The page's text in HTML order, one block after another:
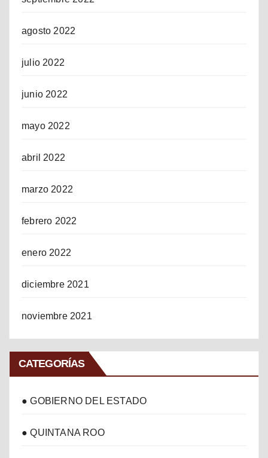
agosto 2022
julio 2022
junio 2022
mayo 2022
abril 2022
marzo 2022
febrero 2022
enero 2022
diciembre 2021
noviembre 2021
CATEGORÍAS
● GOBIERNO DEL ESTADO
● QUINTANA ROO